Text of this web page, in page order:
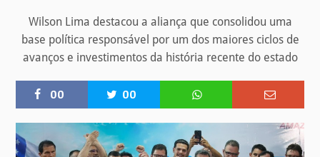
Wilson Lima destacou a aliança que consolidou uma
base política responsável por um dos maiores ciclos de
avanços e investimentos da história recente do estado
00 00